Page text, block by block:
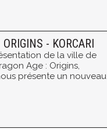
ORIGINS - KORCARI
de la ville de
Age : Origins,
présente un nouveau